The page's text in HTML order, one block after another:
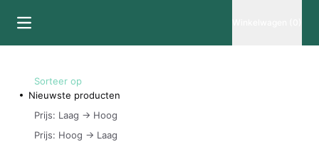
Sorteer op
Nieuwste producten
Prijs: Laag -> Hoog
Prijs: Hoog -> Laag